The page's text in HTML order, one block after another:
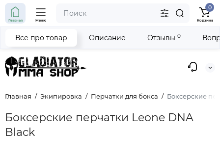
Главная Меню
0
Корзина
Главная Экипировка Перчатки для бокса Боксерские
Боксерские перчатки Leone DNA
Black
Все про товар Описание Отзывы 0